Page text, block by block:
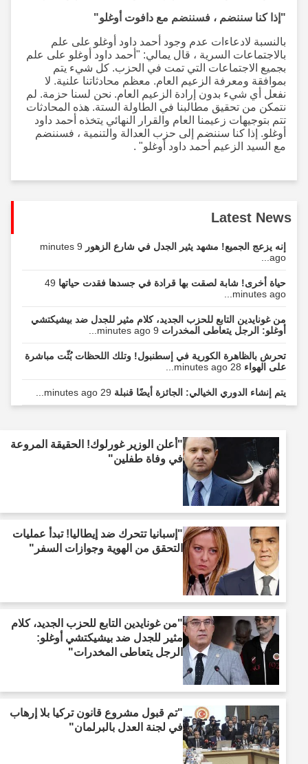
"إذا كنا سننضم ، فسننضم مع دافوت أوغلو"
بالنسبة لادعاءات عدم وجود أحمد داود أوغلو على علم
بالاجتماعات السرية ، قال يمالي: "أحمد داود أوغلو على علم
بجميع الاجتماعات التي تمت في الحزب. كل شيء يتم
بموافقة ومعرفة الزعيم العام. معظم محادثاتنا علنية. لا
نفعل أي شيء بدون إرادة الزعيم العام. نحن لسنا حزمة. لم
نتمكن من تحقيق مطالبنا في الطاولة الستة. هذه المحادثات
تتم بتوجيهات زعيمنا العام والقرار النهائي يتخذه أحمد داود
أوغلو. إذا كنا سننضم إلى حزب العدالة والتنمية ، فسننضم
مع السيد الزعيم أحمد داود أوغلو" .
Latest News
إنه يزعج الجميع! مشهد يثير الجدل في شارع الزهور
9 minutes
ago...
حياة أخرى! شابة لصقت بها قرادة في جسدها فقدت حياتها49
minutes ago...
من غونايدين التابع للحزب الجديد، كلام مثير للجدل ضد بيشيكتشي
أوغلو: الرجل يتعاطى المخدرات9 minutes ago...
تحرش بالظاهرة الكورية في إسطنبول! وتلك اللحظات بُثّت مباشرة
على الهواء 28 minutes ago...
يتم إنشاء الدوري الخيالي: الجائزة أيضًا قنبلة29 minutes ago...
"أعلن الوزير غورلوك! الحقيقة المروعة
في وفاة طفلين"
"إسبانيا تتحرك ضد إيطاليا! تبدأ عمليات
التحقق من الهوية وجوازات السفر"
"من غونايدين التابع للحزب الجديد، كلام
مثير للجدل ضد بيشيكتشي أوغلو:
الرجل يتعاطى المخدرات"
"تم قبول مشروع قانون تركيا بلا إرهاب
في لجنة العدل بالبرلمان"